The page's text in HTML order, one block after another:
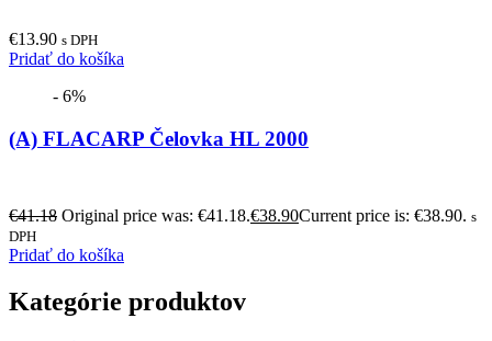
€13.90 s DPH
Pridať do košíka
- 6%
(A) FLACARP Čelovka HL 2000
€41.18 Original price was: €41.18.€38.90Current price is: €38.90. s
DPH
Pridať do košíka
Kategórie produktov